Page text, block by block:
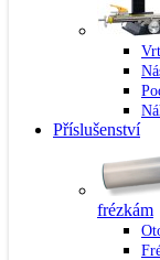
Příslušenství
frézkám